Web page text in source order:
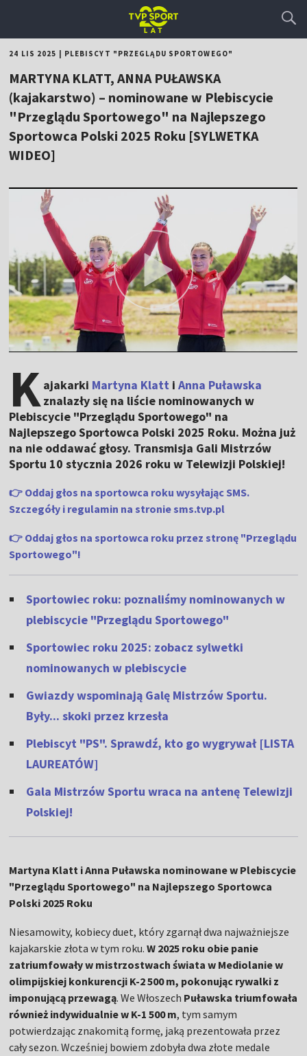
24 LIS 2025 PLEBISCYT "PRZEGLĄDU SPORTOWEGO"
MARTYNA KLATT, ANNA PUŁAWSKA
(kajakarstwo) – nominowane w Plebiscycie
"Przeglądu Sportowego" na Najlepszego
Sportowca Polski 2025 Roku [SYLWETKA
WIDEO]
Kajakarki Martyna Klatt iAnna Puławska
znalazły się na liście nominowanych w
Plebiscycie "Przeglądu Sportowego" na
Najlepszego Sportowca Polski 2025 Roku. Można już
na nie oddawać głosy. Transmisja Gali Mistrzów
Sportu 10 stycznia 2026 roku w Telewizji Polskiej!
👉 Oddaj głos na sportowca roku wysyłając SMS.
Szczegóły i regulamin na stronie sms.tvp.pl
👉 Oddaj głos na sportowca roku przez stronę "Przeglądu
Sportowego"!
Sportowiec roku: poznaliśmy nominowanych w
plebiscycie "Przeglądu Sportowego"
Sportowiec roku 2025: zobacz sylwetki
nominowanych w plebiscycie
Gwiazdy wspominają Galę Mistrzów Sportu.
Były... skoki przez krzesła
Plebiscyt "PS". Sprawdź, kto go wygrywał [LISTA
LAUREATÓW]
Gala Mistrzów Sportu wraca na antenę Telewizji
Polskiej!
Martyna Klatt i Anna Puławska nominowane w Plebiscycie
"Przeglądu Sportowego" na Najlepszego Sportowca
Polski 2025 Roku
Niesamowity, kobiecy duet, który zgarnął dwa najważniejsze
kajakarskie złota w tym roku.W 2025 roku obie panie
zatriumfowały w mistrzostwach świata w Mediolanie w
olimpijskiej konkurencji K-2 500 m, pokonując rywalki z
imponującą przewagą. We Włoszech Puławska triumfowała
również indywidualnie w K-1 500 m, tym samym
potwierdzając znakomitą formę, jaką prezentowała przez
cały sezon. Wcześniej bowiem zdobyła dwa złote medale